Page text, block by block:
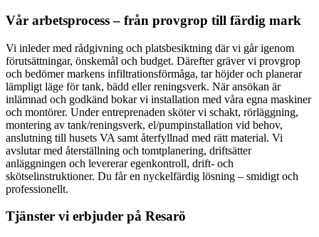
Vår arbetsprocess – från provgrop till färdig mark
Vi inleder med rådgivning och platsbesiktning där vi går igenom
förutsättningar, önskemål och budget. Därefter gräver vi provgrop
och bedömer markens infiltrationsförmåga, tar höjder och planerar
lämpligt läge för tank, bädd eller reningsverk. När ansökan är
inlämnad och godkänd bokar vi installation med våra egna maskiner
och montörer. Under entreprenaden sköter vi schakt, rörläggning,
montering av tank/reningsverk, el/pumpinstallation vid behov,
anslutning till husets VA samt återfyllnad med rätt material. Vi
avslutar med återställning och tomtplanering, driftsätter
anläggningen och levererar egenkontroll, drift- och
skötselinstruktioner. Du får en nyckelfärdig lösning – smidigt och
professionellt.
Tjänster vi erbjuder på Resarö